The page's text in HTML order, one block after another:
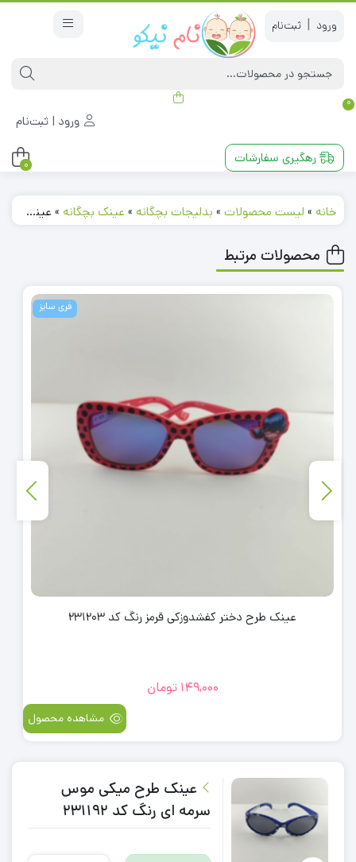
|
0
ورود | ثبت‌نام
رهگیری سفارشات 0
خانه » لیست محصولات » بدلیجات بچگانه »عینک بچگانه »عینک طرح میکی موس سرمه ای رنگ کد 231192
محصولات مرتبط
فری سایز
عینک طرح دختر کفشدوزکی قرمز رنگ کد 231203
149,000 تومان
مشاهده محصول
عینک طرح میکی موس
سرمه ای رنگ کد 231192